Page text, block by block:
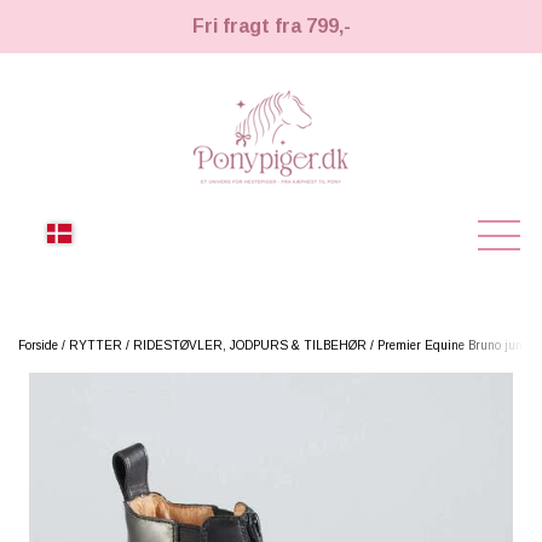
Fri fragt fra 799,-
NYHEDER
TIL HESTEPIGER
Forside RYTTER RIDESTØVLER, JODPURS & TILBEHØR Premier Equine Bruno